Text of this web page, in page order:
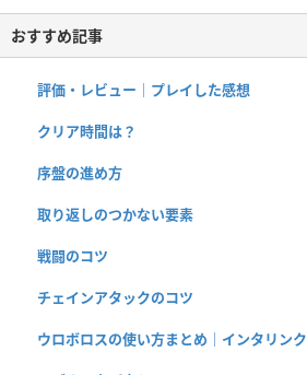
おすすめ記事
評価・レビュー｜プレイした感想
クリア時間は？
序盤の進め方
取り返しのつかない要素
戦闘のコツ
チェインアタックのコツ
ウロボロスの使い方まとめ｜インタリンク